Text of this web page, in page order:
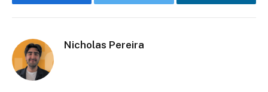
Facebook Twitter LinkedIn
Nicholas Pereira